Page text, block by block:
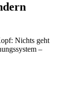
Nichts geht
–